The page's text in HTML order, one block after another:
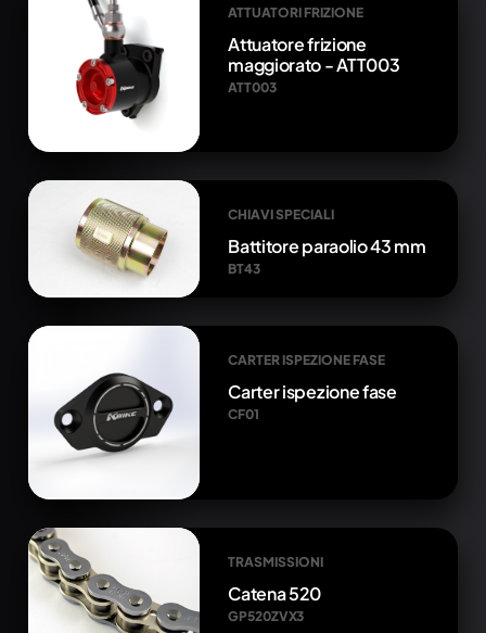
ATTUATORI FRIZIONE
Attuatore frizione
maggiorato - ATT003
ATT003
CHIAVI SPECIALI
Battitore paraolio 43 mm
BT43
CARTER ISPEZIONE FASE
Carter ispezione fase
CF01
TRASMISSIONI
Catena 520
GP520ZVX3